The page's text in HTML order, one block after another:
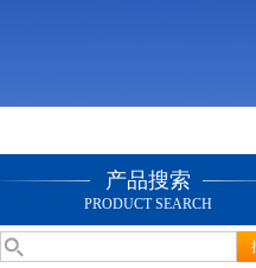
产品搜索
PRODUCT SEARCH